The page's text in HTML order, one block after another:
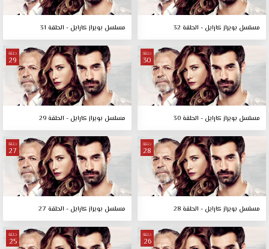
مسلسل بويراز كارايل - الحلقة 32 مسلسل بويراز كارايل - الحلقة 31
حلقة
30
مسلسل بويراز كارايل - الحلقة 30
حلقة
29
مسلسل بويراز كارايل - الحلقة 29
حلقة
28
مسلسل بويراز كارايل - الحلقة 28
حلقة
27
مسلسل بويراز كارايل - الحلقة 27
حلقة
26
حلقة
25